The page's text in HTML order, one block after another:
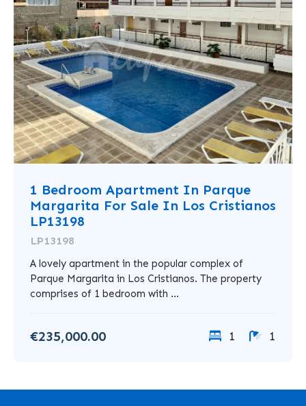
1 Bedroom Apartment In Parque
Margarita For Sale In Los Cristianos
LP13198
LP13198
A lovely apartment in the popular complex of
Parque Margarita in Los Cristianos. The property
comprises of 1 bedroom with ...
€235,000.00 1 1